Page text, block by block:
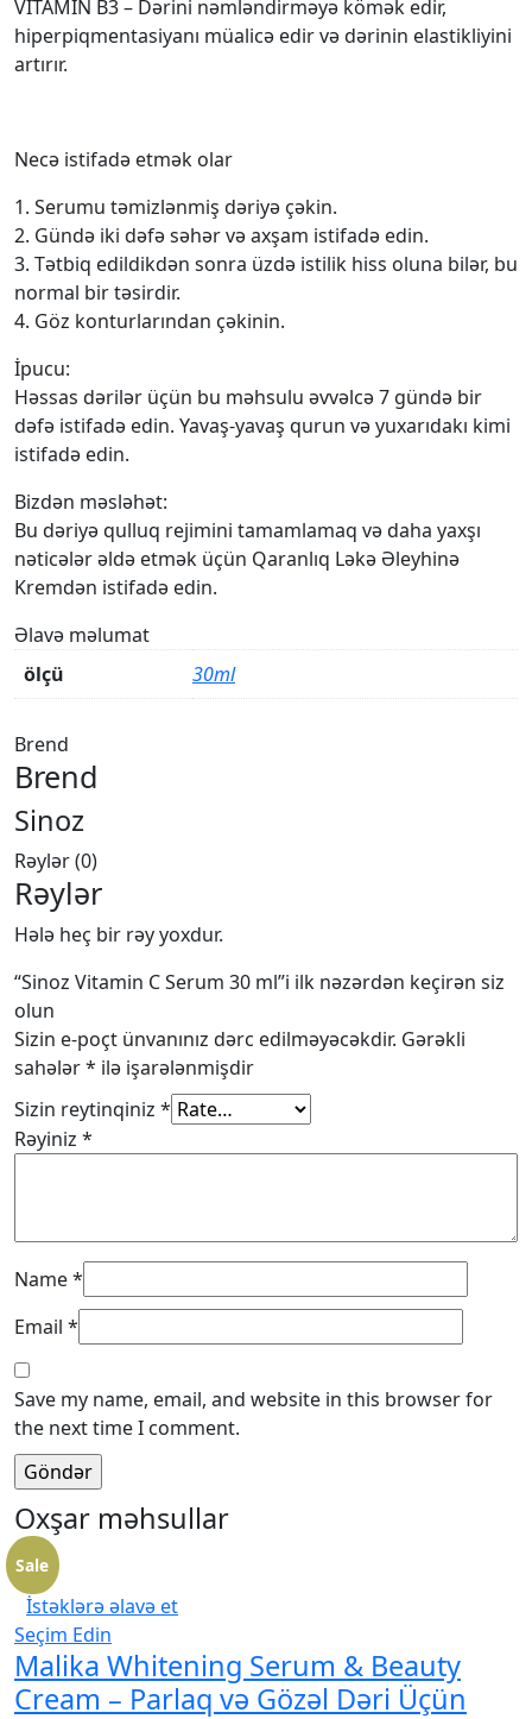
VITAMIN B3 – Dərini nəmləndirməyə kömək edir,
hiperpiqmentasiyanı müalicə edir və dərinin elastikliyini
artırır.
Necə istifadə etmək olar
1. Serumu təmizlənmiş dəriyə çəkin.
2. Gündə iki dəfə səhər və axşam istifadə edin.
3. Tətbiq edildikdən sonra üzdə istilik hiss oluna bilər, bu
normal bir təsirdir.
4. Göz konturlarından çəkinin.
İpucu:
Həssas dərilər üçün bu məhsulu əvvəlcə 7 gündə bir
dəfə istifadə edin. Yavaş-yavaş qurun və yuxarıdakı kimi
istifadə edin.
Bizdən məsləhət:
Bu dəriyə qulluq rejimini tamamlamaq və daha yaxşı
nəticələr əldə etmək üçün Qaranlıq Ləkə Əleyhinə
Kremdən istifadə edin.
Əlavə məlumat
ölçü
30ml
Brend
Brend
Sinoz
Rəylər (0)
Rəylər
Hələ heç bir rəy yoxdur.
“Sinoz Vitamin C Serum 30 ml”i ilk nəzərdən keçirən siz
olun
Sizin e-poçt ünvanınız dərc edilməyəcəkdir. Gərəkli
sahələr* ilə işarələnmişdir
Sizin reytinqiniz *
Rəyiniz *
Name*
Email *
Save my name, email, and website in this browser for
the next time I comment.
Oxşar məhsullar
İstəklərə əlavə et
Seçim Edin
Sale
Malika Whitening Serum & Beauty
Cream – Parlaq və Gözəl Dəri Üçün